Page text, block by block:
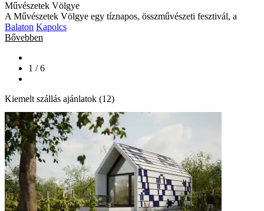
Művészetek Völgye
A Művészetek Völgye egy tíznapos, összművészeti fesztivál, a
Balaton Kapolcs
Bővebben
1 / 6
Kiemelt szállás ajánlatok (12)